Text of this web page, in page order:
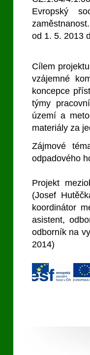
Evropský
od 1. 5. 2013
Cílem
vzájemné
koncepce
týmy
území a
materiály za
Zájmové
odpadového
Projekt
(Josef
koordinátor
asistent,
odborník na
2014)